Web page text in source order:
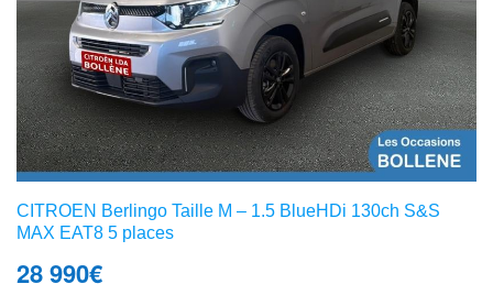
CITROEN Berlingo Taille M – 1.5 BlueHDi 130ch S&S
MAX EAT8 5 places
28 990€